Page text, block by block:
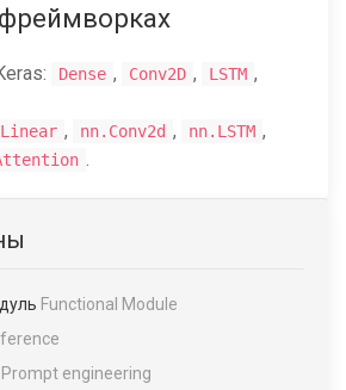
Dense , Conv2D , LSTM ,
, nn.Conv2d , nn.LSTM ,
.
Functional Module
Prompt engineering